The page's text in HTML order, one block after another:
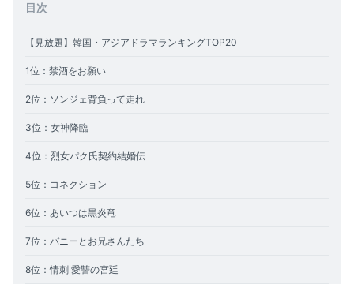
目次
【見放題】韓国・アジアドラマランキングTOP20
1位：禁酒をお願い
2位： ソンジェ背負って走れ
3位：女神降臨
4位：烈女パク氏契約結婚伝
5位：コネクション
6位：あいつは黒炎竜
7位：バニーとお兄さんたち
8位：情刺 愛讐の宮廷